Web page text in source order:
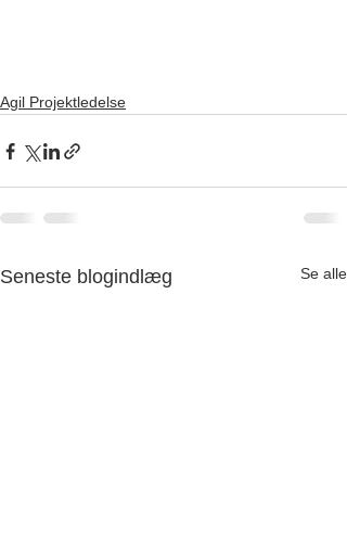
Agil Projektledelse
Seneste blogindlæg Se alle